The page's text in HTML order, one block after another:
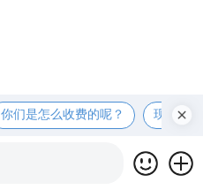
你们是怎么收费的呢？ 现在有